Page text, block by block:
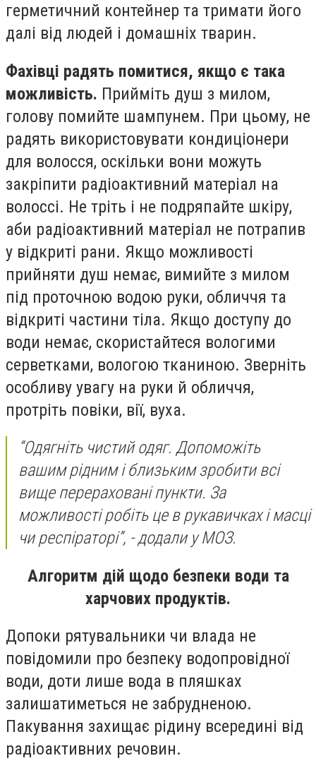
герметичний контейнер та тримати його
далі від людей і домашніх тварин.
Фахівці радять помитися, якщо є така
можливість. Прийміть душ з милом,
голову помийте шампунем. При цьому, не
радять використовувати кондиціонери
для волосся, оскільки вони можуть
закріпити радіоактивний матеріал на
волоссі. Не тріть і не подряпайте шкіру,
аби радіоактивний матеріал не потрапив
у відкриті рани. Якщо можливості
прийняти душ немає, вимийте з милом
під проточною водою руки, обличчя та
відкриті частини тіла. Якщо доступу до
води немає, скористайтеся вологими
серветками, вологою тканиною. Зверніть
особливу увагу на руки й обличчя,
протріть повіки, вії, вуха.
“Одягніть чистий одяг. Допоможіть
вашим рідним і близьким зробити всі
вище перераховані пункти. За
можливості робіть це в рукавичках і масці
чи респіраторі”, - додали у МОЗ.
Алгоритм дій щодо безпеки води та
харчових продуктів.
Допоки рятувальники чи влада не
повідомили про безпеку водопровідної
води, доти лише вода в пляшках
залишатиметься не забрудненою.
Пакування захищає рідину всередині від
радіоактивних речовин.